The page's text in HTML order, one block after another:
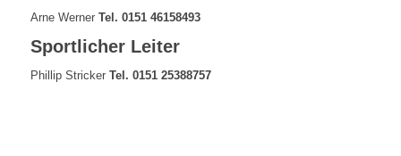
Arne Werner Tel. 0151 46158493
Sportlicher Leiter
Phillip Stricker Tel. 0151 25388757